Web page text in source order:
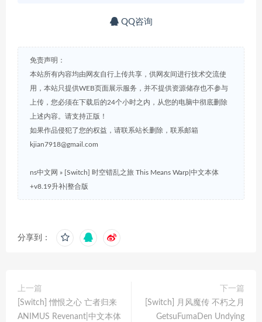
QQ咨询
免责声明：
本站所有内容均由网友自行上传共享，供网友间进行技术交流使
用，本站只提供WEB页面展示服务，并不提供资源储存也不参与
上传，您必须在下载后的24个小时之内，从您的电脑中彻底删除
上述内容。请支持正版！
如果作品侵犯了您的权益，请联系站长删除，联系邮箱
kjian7918@gmail.com
ns中文网 » [Switch] 时空错乱之旅 This Means Warp|中文本体
+v8.19升补|整合版
分享到：
上一篇
[Switch] 憎恨之心 亡者归来
ANIMUS Revenant|中文本体
下一篇
[Switch] 月风魔传 不朽之月
GetsuFumaDen Undying